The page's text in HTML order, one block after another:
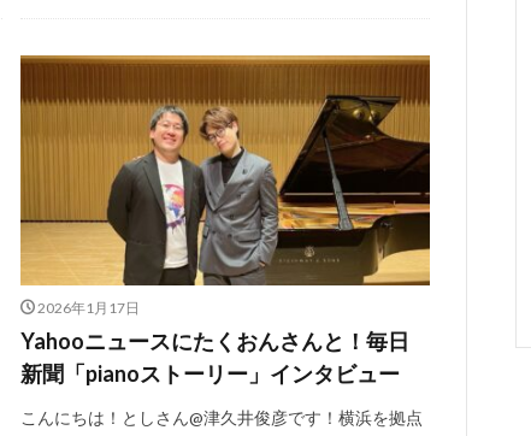
2026年1月17日
Yahooニュースにたくおんさんと！毎日
新聞「pianoストーリー」インタビュー
こんにちは！としさん@津久井俊彦です！横浜を拠点